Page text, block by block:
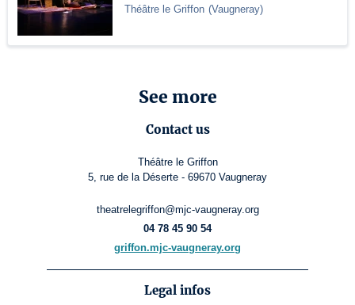
Théâtre le Griffon (Vaugneray)
See more
Contact us
Théâtre le Griffon
5, rue de la Déserte - 69670 Vaugneray
theatrelegriffon@mjc-vaugneray.org
04 78 45 90 54
griffon.mjc-vaugneray.org
Legal infos